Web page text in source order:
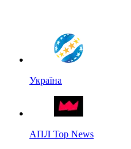
Україна
АПЛ Top News